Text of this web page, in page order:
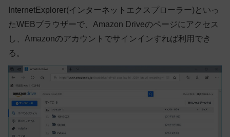
InternetExplorer(インターネットエクスプローラー)といっ
たWEBブラウザーで、Amazon Driveのページにアクセス
し、Amazonのアカウントでサインインすれば利用でき
る。